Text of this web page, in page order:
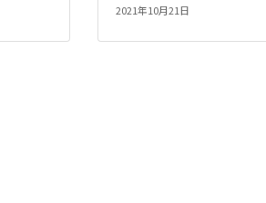
2021年10月21日